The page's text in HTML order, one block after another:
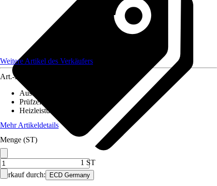
Verkauf durch: ECD Germany
Weitere Artikel des Verkäufers
Art.-Nr.
Ausführung
Prüfzeichen
Heizleistung
Mehr Artikeldetails
Menge (ST)
1 ST